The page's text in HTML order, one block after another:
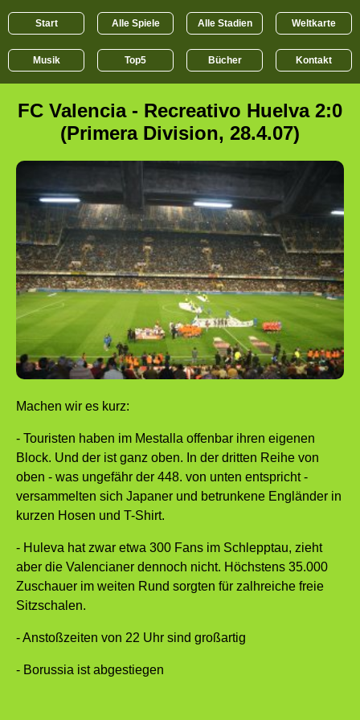
Start Alle Spiele Alle Stadien Weltkarte
Musik Top5 Bücher Kontakt
FC Valencia - Recreativo Huelva 2:0
(Primera Division, 28.4.07)
Machen wir es kurz:
- Touristen haben im Mestalla offenbar ihren eigenen
Block. Und der ist ganz oben. In der dritten Reihe von
oben - was ungefähr der 448. von unten entspricht -
versammelten sich Japaner und betrunkene Engländer in
kurzen Hosen und T-Shirt.
- Huleva hat zwar etwa 300 Fans im Schlepptau, zieht
aber die Valencianer dennoch nicht. Höchstens 35.000
Zuschauer im weiten Rund sorgten für zalhreiche freie
Sitzschalen.
- Anstoßzeiten von 22 Uhr sind großartig
- Borussia ist abgestiegen